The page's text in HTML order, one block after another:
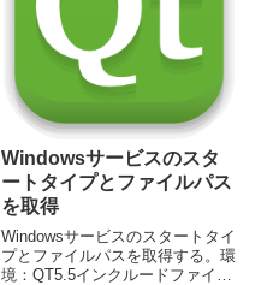
Windowsサービスのスタ
ートタイプとファイルパス
を取得
Windowsサービスのスタートタイ
プとファイルパスを取得する。環
境：QT5.5インクルードファイル